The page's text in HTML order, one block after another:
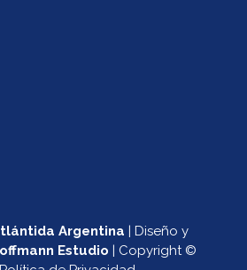
Argentina | Diseño y
Estudio | Copyright ©